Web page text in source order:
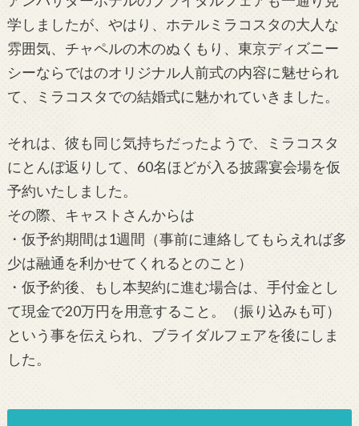
学しましたが、やはり、ホテルミラコスタの大人な
雰囲気、チャペルの木のぬくもり、東京ディズニー
シーならではのオリジナル人前式の内容に魅せられ
て、ミラコスタでの結婚式に魅かれていきました。
それは、彼も同じ気持ちだったようで、ミラコスタ
にとんぼ返りして、60名ほどが入る披露宴会場を仮
予約いたしました。
その際、キャストさんからは
・仮予約期間は1週間（事前に連絡してもらえれば多
少は融通を利かせてくれるとのこと）
・仮予約後、もし本契約に進む場合は、手付金とし
て現金で20万円を用意すること。（振り込みも可）
という事を伝えられ、ブライダルフェアを後にしま
した。